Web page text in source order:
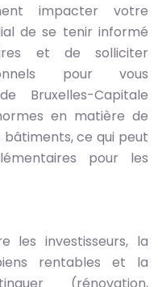
impacter votre
de se tenir informé
et de solliciter
pour vous
Bruxelles-Capitale
en matière de
ce qui peut
pour les
les investisseurs, la
rentables et la